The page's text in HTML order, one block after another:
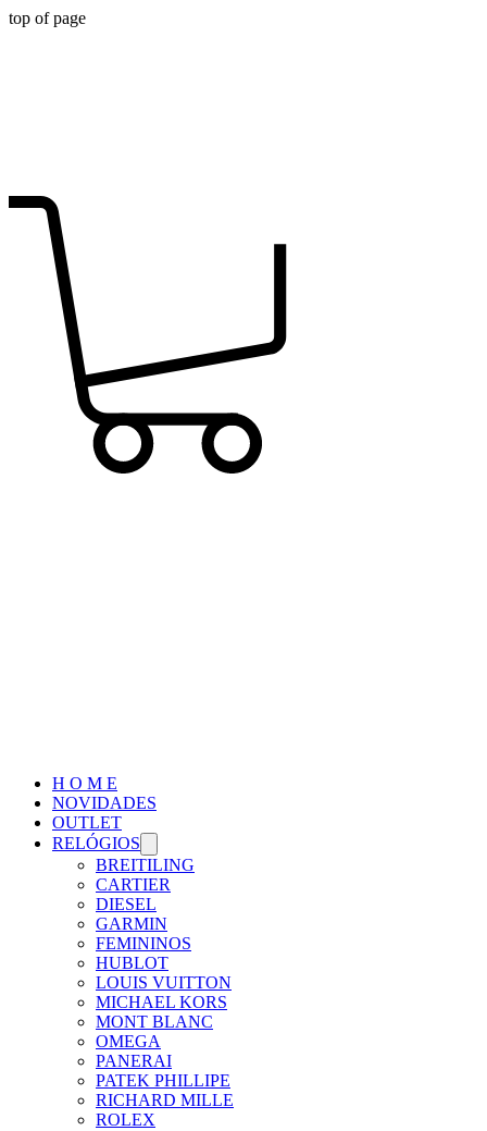
top of page
H O M E
NOVIDADES
OUTLET
RELÓGIOS
BREITILING
CARTIER
DIESEL
GARMIN
FEMININOS
HUBLOT
LOUIS VUITTON
MICHAEL KORS
MONT BLANC
OMEGA
PANERAI
PATEK PHILLIPE
RICHARD MILLE
ROLEX